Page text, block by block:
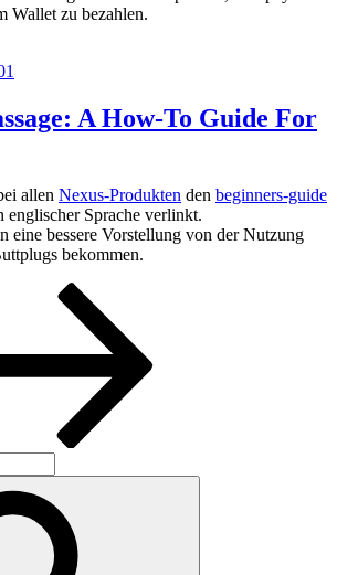
Wallet zu bezahlen.
A How-To Guide For
allen Nexus-Produkten den beginners-guide
englischer Sprache verlinkt.
eine bessere Vorstellung von der Nutzung
bekommen.